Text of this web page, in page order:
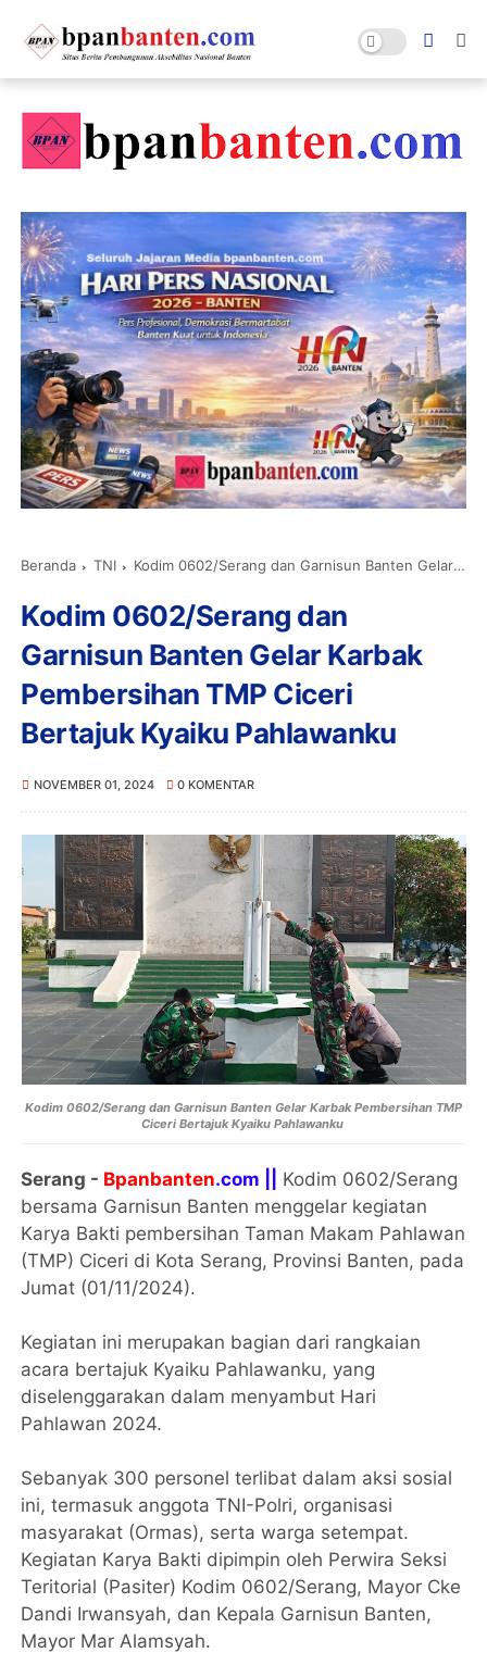
Beranda TNI Kodim 0602/Serang dan Garnisun Banten Gelar Karbak Pembersihan TMP Ciceri Bertajuk Kyaiku Pahlawanku
Kodim 0602/Serang dan
Garnisun Banten Gelar Karbak
Pembersihan TMP Ciceri
Bertajuk Kyaiku Pahlawanku
NOVEMBER 01, 2024 0 KOMENTAR
Kodim 0602/Serang dan Garnisun Banten Gelar Karbak Pembersihan TMP
Ciceri Bertajuk Kyaiku Pahlawanku
Serang - Bpanbanten.com ||
Kodim 0602/Serang
bersama Garnisun Banten menggelar kegiatan
Karya Bakti pembersihan Taman Makam Pahlawan
(TMP) Ciceri di Kota Serang, Provinsi Banten, pada
Jumat (01/11/2024).
Kegiatan ini merupakan bagian dari rangkaian
acara bertajuk Kyaiku Pahlawanku, yang
diselenggarakan dalam menyambut Hari
Pahlawan 2024.
Sebanyak 300 personel terlibat dalam aksi sosial
ini, termasuk anggota TNI-Polri, organisasi
masyarakat (Ormas), serta warga setempat.
Kegiatan Karya Bakti dipimpin oleh Perwira Seksi
Teritorial (Pasiter) Kodim 0602/Serang, Mayor Cke
Dandi Irwansyah, dan Kepala Garnisun Banten,
Mayor Mar Alamsyah.